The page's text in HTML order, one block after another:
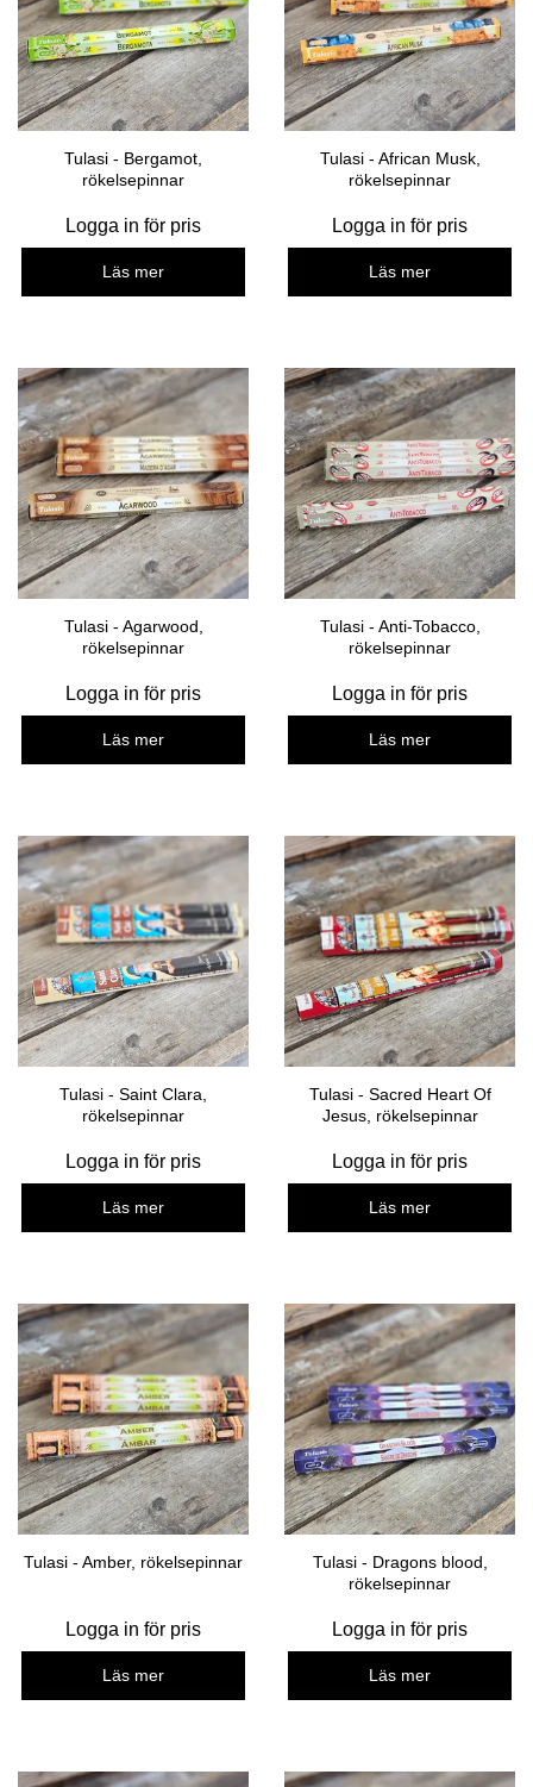
Tulasi - Bergamot,
rökelsepinnar
Logga in för pris
Läs mer
Tulasi - African Musk,
rökelsepinnar
Logga in för pris
Läs mer
Tulasi - Agarwood,
rökelsepinnar
Logga in för pris
Läs mer
Tulasi - Anti-Tobacco,
rökelsepinnar
Logga in för pris
Läs mer
Tulasi - Saint Clara,
rökelsepinnar
Logga in för pris
Läs mer
Tulasi - Sacred Heart Of
Jesus, rökelsepinnar
Logga in för pris
Läs mer
Tulasi - Amber, rökelsepinnar
Logga in för pris
Läs mer
Tulasi - Dragons blood,
rökelsepinnar
Logga in för pris
Läs mer